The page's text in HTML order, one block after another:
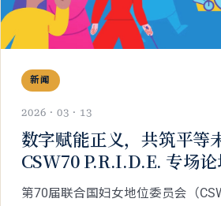
新闻
2026 · 03 · 13
数字赋能正义，共筑平
CSW70 P.R.I.D.E. 专场
第70届联合国妇女地位委员会（